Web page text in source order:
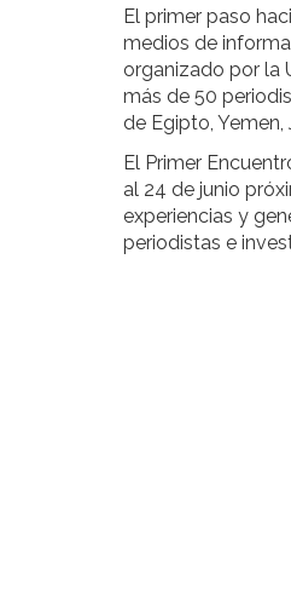
El primer paso
medios de
organizado por la
más de 50
de Egipto,
El Primer
al 24 de junio
experiencias y
periodistas e